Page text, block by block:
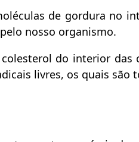
de gordura no
nosso organismo.
do interior das
livres, os quais são